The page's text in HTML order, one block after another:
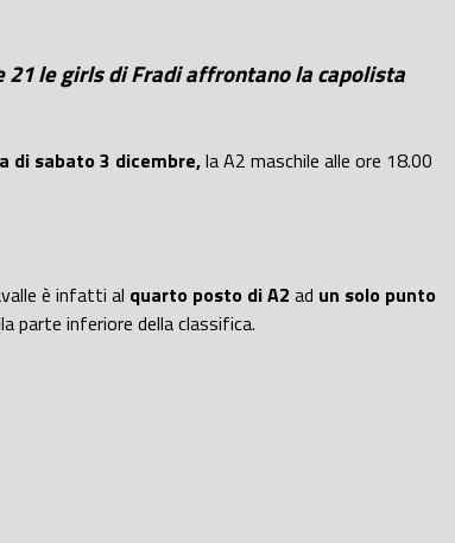
21 le girls di Fradi affrontano la capolista
di sabato 3 dicembre,la A2 maschile alle ore 18.00
è infatti al quarto posto di A2 ad un solo punto
parte inferiore della classifica.